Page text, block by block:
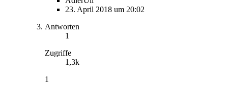
23. April 2018 um 20:02
Antworten
1
Zugriffe
1,3k
1